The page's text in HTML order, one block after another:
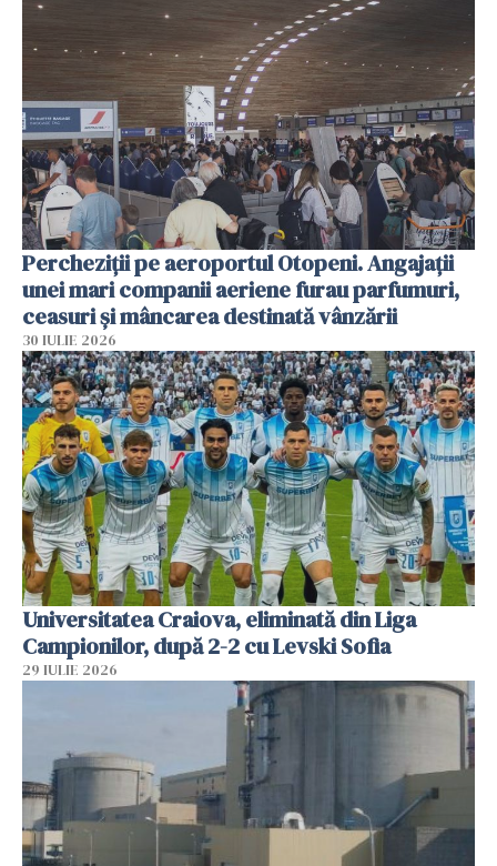
Percheziții pe aeroportul Otopeni. Angajații
unei mari companii aeriene furau parfumuri,
ceasuri și mâncarea destinată vânzării
30 IULIE 2026
Universitatea Craiova, eliminată din Liga
Campionilor, după 2-2 cu Levski Sofia
29 IULIE 2026